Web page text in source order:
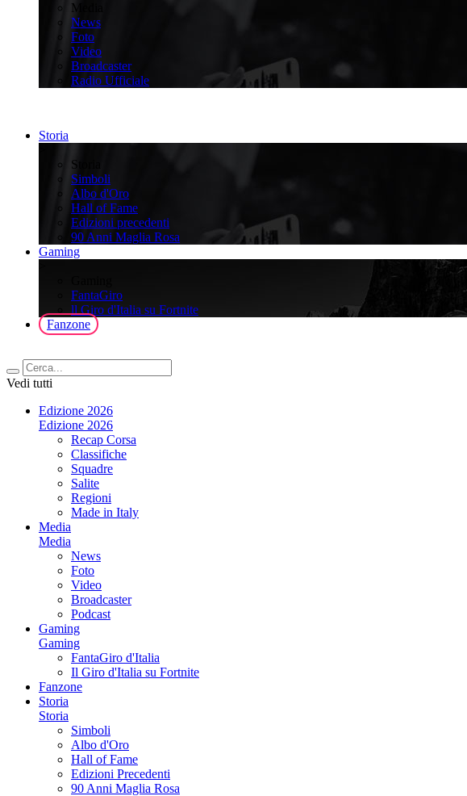
Media
News
Foto
Video
Broadcaster
Radio Ufficiale
Storia
Storia
Simboli
Albo d'Oro
Hall of Fame
Edizioni precedenti
90 Anni Maglia Rosa
Gaming
FantaGiro
ll Giro d'Italia su Fortnite
Fanzone
Vedi tutti
Edizione 2026
Edizione 2026
Recap Corsa
Classifiche
Squadre
Salite
Regioni
Made in Italy
Media
Media
News
Foto
Video
Broadcaster
Podcast
Gaming
Gaming
FantaGiro d'Italia
Il Giro d'Italia su Fortnite
Fanzone
Storia
Storia
Simboli
Albo d'Oro
Hall of Fame
Edizioni Precedenti
90 Anni Maglia Rosa